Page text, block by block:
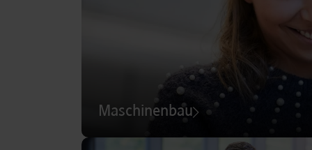
Maschinenbau